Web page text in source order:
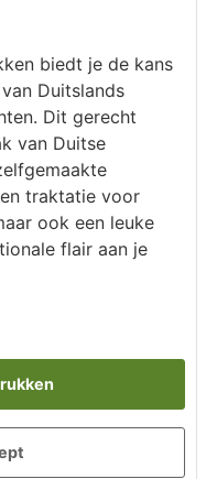
biedt je de kans
Duitslands
Dit gerecht
van Duitse
traktatie voor
ook een leuke
flair aan je